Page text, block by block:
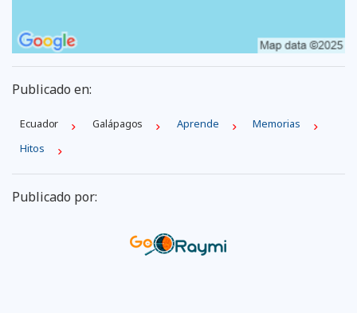
Publicado en:
Ecuador Galápagos Aprende
Memorias
Hitos
Publicado por: